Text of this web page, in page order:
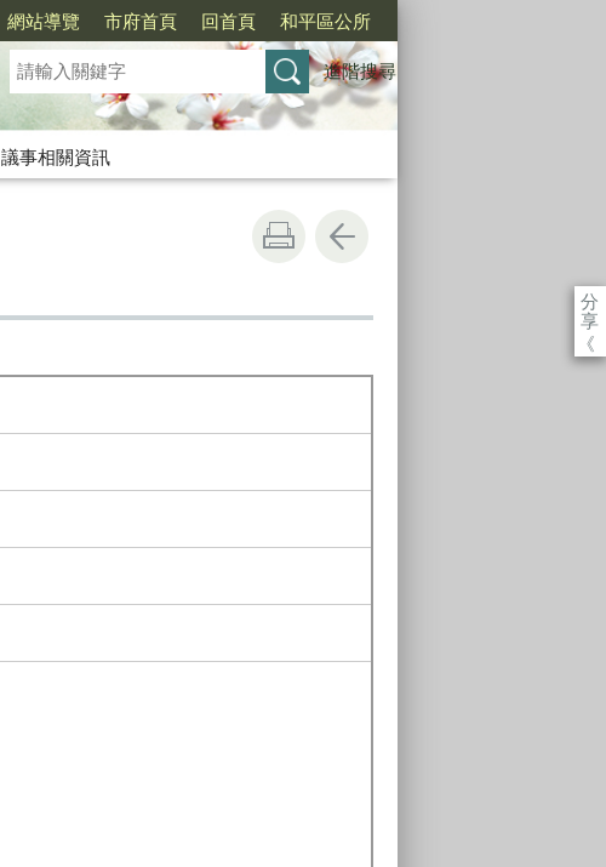
網站導覽 市府首頁 回首頁 和平區公所
進階搜尋
議事相關資訊
分
享
《